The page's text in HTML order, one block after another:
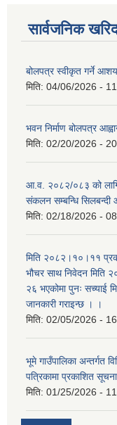
सार्वजनिक
बोलपत्र स्वीकृत गर्ने
मिति: 04/06/2026 -
भवन निर्माण बोलपत्र
मिति: 02/20/2026 -
आ.व. २०८२/०८३ को
संकलन सम्बन्धि सिलबन्दी
मिति: 02/18/2026 -
मिति २०८२।१०।११
भौचर साथ निवेदन मिति
२६ भएकोमा पुनः सच्याई
जानकारी गराइन्छ । ।
मिति: 02/05/2026 -
भूमे गाउँपालिका अन्तर्गत
पत्रिकामा प्रकाशित
मिति: 01/25/2026 -